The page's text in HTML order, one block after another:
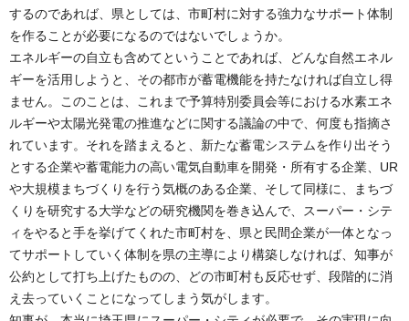
するのであれば、県としては、市町村に対する強力なサポート体制
を作ることが必要になるのではないでしょうか。
エネルギーの自立も含めてということであれば、どんな自然エネル
ギーを活用しようと、その都市が蓄電機能を持たなければ自立し得
ません。このことは、これまで予算特別委員会等における水素エネ
ルギーや太陽光発電の推進などに関する議論の中で、何度も指摘さ
れています。それを踏まえると、新たな蓄電システムを作り出そう
とする企業や蓄電能力の高い電気自動車を開発・所有する企業、UR
や大規模まちづくりを行う気概のある企業、そして同様に、まちづ
くりを研究する大学などの研究機関を巻き込んで、スーパー・シテ
ィをやると手を挙げてくれた市町村を、県と民間企業が一体となっ
てサポートしていく体制を県の主導により構築しなければ、知事が
公約として打ち上げたものの、どの市町村も反応せず、段階的に消
え去っていくことになってしまう気がします。